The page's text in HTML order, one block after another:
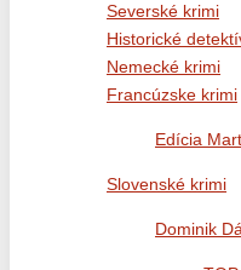
Severské krimi
Historické
Nemecké krimi
Francúzske krimi
Edícia
Slovenské krimi
Dominik